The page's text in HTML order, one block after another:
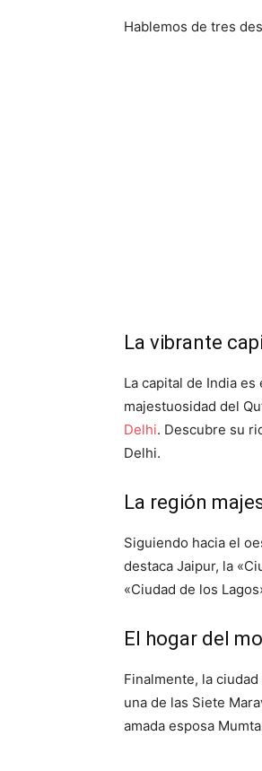
Hablemos de tres
La vibrante
La capital de India
majestuosidad del
Delhi. Descubre su
Delhi.
La región
Siguiendo hacia el
destaca Jaipur, la
«Ciudad de los
El hogar del
Finalmente, la
una de las Siete
amada esposa